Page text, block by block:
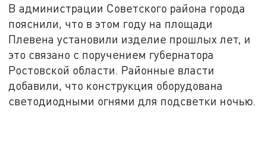
В администрации Советского района города
пояснили, что в этом году на площади
Плевена установили изделие прошлых лет, и
это связано с поручением губернатора
Ростовской области. Районные власти
добавили, что конструкция оборудована
светодиодными огнями для подсветки ночью.